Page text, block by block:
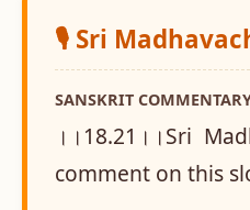
🎙️ Sri
SANSKRIT
।।18.21।।Sri
comment on this